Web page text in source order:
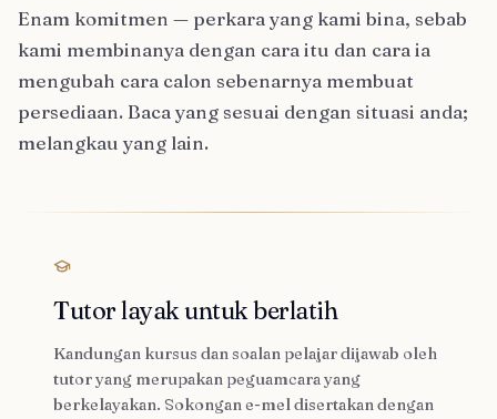
Enam komitmen — perkara yang kami bina, sebab
kami membinanya dengan cara itu dan cara ia
mengubah cara calon sebenarnya membuat
persediaan. Baca yang sesuai dengan situasi anda;
melangkau yang lain.
Tutor layak untuk berlatih
Kandungan kursus dan soalan pelajar dijawab oleh
tutor yang merupakan peguamcara yang
berkelayakan. Sokongan e-mel disertakan dengan